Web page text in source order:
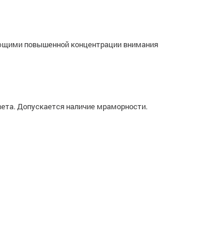
повышенной концентрации внимания
Допускается наличие мраморности.